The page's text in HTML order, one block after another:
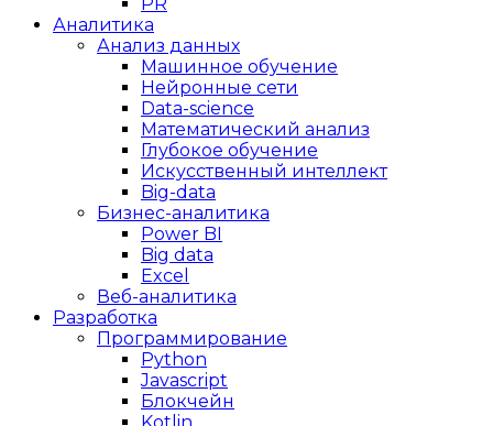
Аналитика
Анализ данных
Машинное обучение
Нейронные сети
Data-science
Математический анализ
Глубокое обучение
Искусственный интеллект
Big-data
Бизнес-аналитика
Power BI
Big data
Excel
Веб-аналитика
Разработка
Программирование
Python
Javascript
Блокчейн